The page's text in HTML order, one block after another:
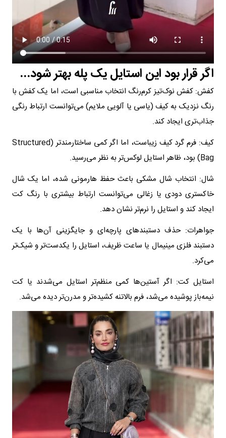
اگر قرار بود این استایل یک پله بهتر شود...
کفش: کفش نوک‌تیز کرم‌رنگ انتخاب مناسبی است، اما یک کفش با
رنگ نزدیک به کیف (یاسی یا آلویی ملایم) می‌توانست ارتباط رنگی
جذاب‌تری ایجاد کند.
کیف: فرم گرد کیف زیباست، اما اگر کمی ساختارمندتر (Structured
Bag) بود، ظاهر استایل لوکس‌تر به نظر می‌رسید.
شال: انتخاب شال مشکی باعث حفظ هارمونی شده، اما یک شال
خاکستری دودی یا زغالی می‌توانست ارتباط بیشتری با رنگ کت
ایجاد کند و استایل را نرم‌تر نشان دهد.
جواهرات: حذف دستبندهای پارچه‌ای و جایگزینی آن‌ها با یک
دستبند فلزی مینیمال یا ساعت ظریف، استایل را یکدست‌تر و شیک‌تر
می‌کرد.
استایل کت: اگر آستین‌ها کمی منظم‌تر استایل می‌شدند یا کت
نیمه‌باز پوشیده می‌شد، فرم بالاتنه کشیده‌تر و مدرن‌تر دیده می‌شد.